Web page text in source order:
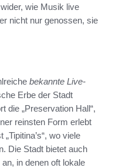
wie Musik live
nicht nur genossen, sie
bekannte Live-
Erbe der Stadt
die „Preservation Hall“,
reinsten Form erlebt
wo viele
Die Stadt bietet auch
in denen oft lokale